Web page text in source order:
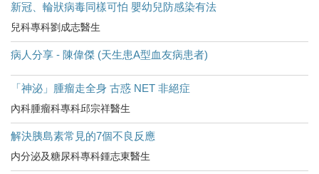
新冠、輪狀病毒同樣可怕 嬰幼兒防感染有法
兒科專科劉成志醫生
病人分享 - 陳偉傑 (天生患A型血友病患者)
「神泌」腫瘤走全身 古惑 NET 非絕症
內科腫瘤科專科邱宗祥醫生
解決胰島素常見的7個不良反應
内分泌及糖尿科專科鍾志東醫生